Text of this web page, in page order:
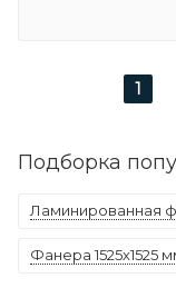
1
Подборка
Ламинированная
Фанера 1525х1525